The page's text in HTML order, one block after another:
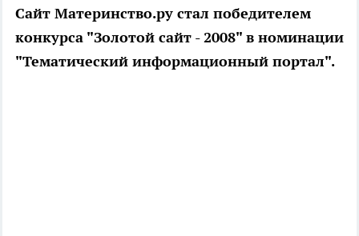
Сайт Материнство.ру стал победителем
конкурса "Золотой сайт - 2008" в номинации
"Тематический информационный портал".